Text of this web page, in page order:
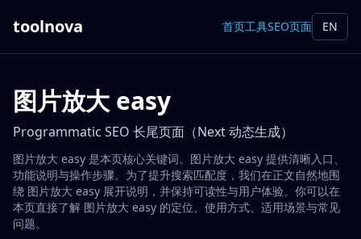
toolnova 首页工具SEO页面 EN
图片放大 easy
Programmatic SEO 长尾页面（Next 动态生成）
图片放大 easy 是本页核心关键词。图片放大 easy 提供清晰入口、
功能说明与操作步骤。为了提升搜索匹配度，我们在正文自然地围
绕 图片放大 easy 展开说明，并保持可读性与用户体验。你可以在
本页直接了解 图片放大 easy 的定位、使用方式、适用场景与常见
问题。